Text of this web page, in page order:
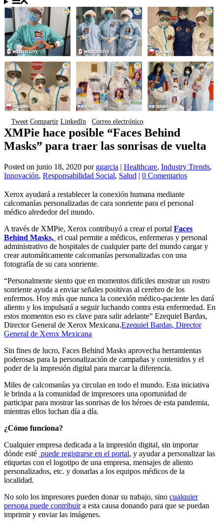
Tweet Compartir LinkedIn Correo electrónico
XMPie hace posible “Faces Behind
Masks” para traer las sonrisas de vuelta
Posted on junio 18, 2020 por ggarcia | Healthcare, Industry Trends,
Innovación, Responsabilidad Social, Salud | 0 Comentarios
Xerox ayudará a restablecer la conexión humana mediante
calcomanías personalizadas de cara sonriente para el personal
médico alrededor del mundo.
A través de XMPie, Xerox contribuyó a crear el portal Faces
Behind Masks, el cual permite a médicos, enfermeras y personal
administrativo de hospitales de cualquier parte del mundo cargar y
crear automáticamente calcomanías personalizadas con una
fotografía de su cara sonriente.
“Personalmente siento que en momentos difíciles mostrar un rostro
sonriente ayuda a enviar señales positivas al cerebro de los
enfermos. Hoy más que nunca la conexión médico-paciente les dará
aliento y los impulsará a seguir luchando contra esta enfermedad. En
estos momentos eso es clave para salir adelante” Ezequiel Bardas,
Director General de Xerox Mexicana.Ezequiel Bardas, Director
General de Xerox Mexicana
Sin fines de lucro, Faces Behind Masks aprovecha herramientas
poderosas para la personalización de campañas y contenidos y el
poder de la impresión digital para marcar la diferencia.
Miles de calcomanías ya circulan en todo el mundo. Esta iniciativa
le brinda a la comunidad de impresores una oportunidad de
participar para mostrar las sonrisas de los héroes de esta pandemia,
mientras ellos luchan día a día.
¿Cómo funciona?
Cualquier empresa dedicada a la impresión digital, sin importar
dónde esté puede registrarse en el portal, y ayudar a personalizar las
etiquetas con el logotipo de una empresa, mensajes de aliento
personalizados, etc. y donarlas a los equipos médicos de la
localidad.
No solo los impresores pueden donar su trabajo, sino cualquier
persona puede contribuira esta causa donando para que se puedan
imprimir y enviar las imágenes.